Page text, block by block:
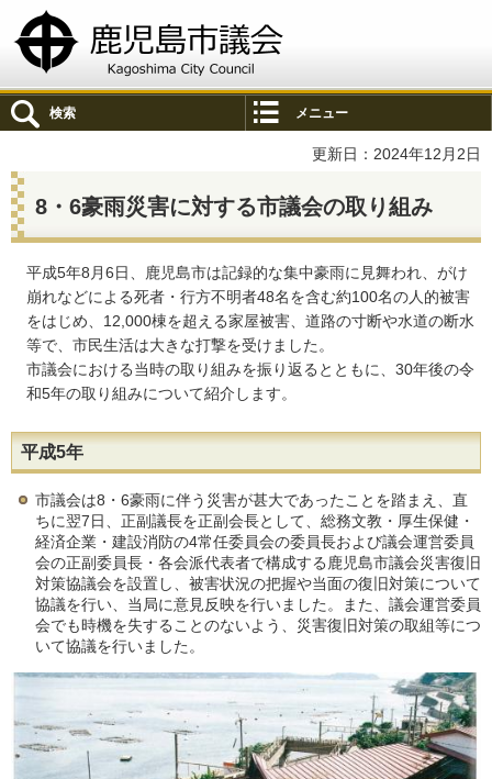
鹿児島市議会
検索 メニュー
更新日：2024年12月2日
8・6豪雨災害に対する市議会の取り組み
平成5年8月6日、鹿児島市は記録的な集中豪雨に見舞われ、がけ
崩れなどによる死者・行方不明者48名を含む約100名の人的被害
をはじめ、12,000棟を超える家屋被害、道路の寸断や水道の断水
等で、市民生活は大きな打撃を受けました。
市議会における当時の取り組みを振り返るとともに、30年後の令
和5年の取り組みについて紹介します。
平成5年
市議会は8・6豪雨に伴う災害が甚大であったことを踏まえ、直
ちに翌7日、正副議長を正副会長として、総務文教・厚生保健・
経済企業・建設消防の4常任委員会の委員長および議会運営委員
会の正副委員長・各会派代表者で構成する鹿児島市議会災害復旧
対策協議会を設置し、被害状況の把握や当面の復旧対策について
協議を行い、当局に意見反映を行いました。また、議会運営委員
会でも時機を失することのないよう、災害復旧対策の取組等につ
いて協議を行いました。